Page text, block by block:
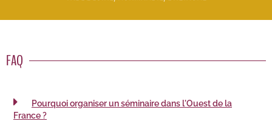
FAQ
Pourquoi organiser un séminaire dans l'Ouest de la
France ?